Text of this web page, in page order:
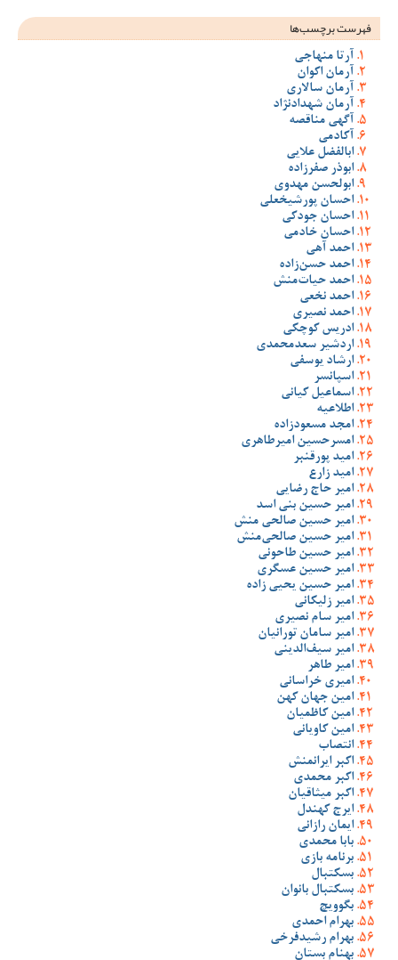
فهرست برچسب‌ها
آرتا منهاجی
آرمان اکوان
آرمان سالاری
آرمان شهدادنژاد
آگهی مناقصه
آکادمی
ابالفضل علایی
ابوذر صفرزاده
ابولحسن مهدوی
احسان پورشیخعلی
احسان جودکی
احسان خادمی
احمد آهی
احمد حسن‌زاده
احمد حیات‌منش
احمد نخعی
احمد نصیری
ادریس کوچکی
اردشیر سعدمحمدی
ارشاد یوسفی
اسپانسر
اسماعیل کیانی
اطلاعیه
امجد مسعودزاده
امسرحسین امیرطاهری
امید پورقنبر
امید زارع
امیر حاج رضایی
امیر حسین بنی اسد
امیر حسین صالحی منش
امیر حسین صالحی‌منش
امیر حسین طاحونی
امیر حسین عسگری
امیر حسین یحیی زاده
امیر زلیکانی
امیر سام نصیری
امیر سامان تورانیان
امیر سیف‌الدینی
امیر طاهر
امیری خراسانی
امین جهان کهن
امین کاظمیان
امین کاویانی
انتصاب
اکبر ایرانمنش
اکبر محمدی
اکبر میثاقیان
ایرج کهندل
ایمان رازانی
بابا محمدی
برنامه بازی
بسکتبال
بسکتبال بانوان
بگوویچ
بهرام احمدی
بهرام رشیدفرخی
بهنام بستان